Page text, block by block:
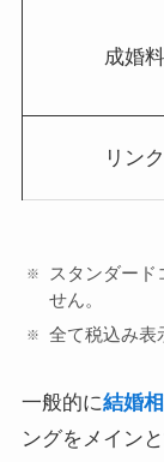
成婚料
リンク
スタンダード
せん。
全て税込み表
一般的に結婚
ングをメイン